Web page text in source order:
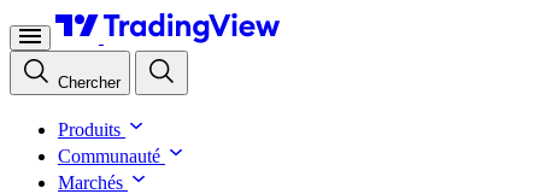
Chercher
Produits
Communauté
Marchés